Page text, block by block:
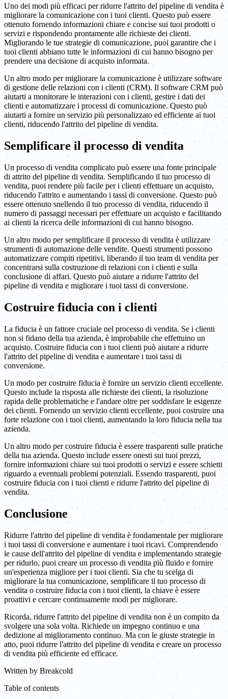
Uno dei modi più efficaci per ridurre l'attrito del pipeline di vendita è
migliorare la comunicazione con i tuoi clienti. Questo può essere
ottenuto fornendo informazioni chiare e concise sui tuoi prodotti o
servizi e rispondendo prontamente alle richieste dei clienti.
Migliorando le tue strategie di comunicazione, puoi garantire che i
tuoi clienti abbiano tutte le informazioni di cui hanno bisogno per
prendere una decisione di acquisto informata.
Un altro modo per migliorare la comunicazione è utilizzare software
di gestione delle relazioni con i clienti (CRM). Il software CRM può
aiutarti a monitorare le interazioni con i clienti, gestire i dati dei
clienti e automatizzare i processi di comunicazione. Questo può
aiutarti a fornire un servizio più personalizzato ed efficiente ai tuoi
clienti, riducendo l'attrito del pipeline di vendita.
Semplificare il processo di vendita
Un processo di vendita complicato può essere una fonte principale
di attrito del pipeline di vendita. Semplificando il tuo processo di
vendita, puoi rendere più facile per i clienti effettuare un acquisto,
riducendo l'attrito e aumentando i tassi di conversione. Questo può
essere ottenuto snellendo il tuo processo di vendita, riducendo il
numero di passaggi necessari per effettuare un acquisto e facilitando
ai clienti la ricerca delle informazioni di cui hanno bisogno.
Un altro modo per semplificare il processo di vendita è utilizzare
strumenti di automazione delle vendite. Questi strumenti possono
automatizzare compiti ripetitivi, liberando il tuo team di vendita per
concentrarsi sulla costruzione di relazioni con i clienti e sulla
conclusione di affari. Questo può aiutare a ridurre l'attrito del
pipeline di vendita e migliorare i tuoi tassi di conversione.
Costruire fiducia con i clienti
La fiducia è un fattore cruciale nel processo di vendita. Se i clienti
non si fidano della tua azienda, è improbabile che effettuino un
acquisto. Costruire fiducia con i tuoi clienti può aiutare a ridurre
l'attrito del pipeline di vendita e aumentare i tuoi tassi di
conversione.
Un modo per costruire fiducia è fornire un servizio clienti eccellente.
Questo include la risposta alle richieste dei clienti, la risoluzione
rapida delle problematiche e l'andare oltre per soddisfare le esigenze
dei clienti. Fornendo un servizio clienti eccellente, puoi costruire una
forte relazione con i tuoi clienti, aumentando la loro fiducia nella tua
azienda.
Un altro modo per costruire fiducia è essere trasparenti sulle pratiche
della tua azienda. Questo include essere onesti sui tuoi prezzi,
fornire informazioni chiare sui tuoi prodotti o servizi e essere schietti
riguardo a eventuali problemi potenziali. Essendo trasparenti, puoi
costruire fiducia con i tuoi clienti e ridurre l'attrito del pipeline di
vendita.
Conclusione
Ridurre l'attrito del pipeline di vendita è fondamentale per migliorare
i tuoi tassi di conversione e aumentare i tuoi ricavi. Comprendendo
le cause dell'attrito del pipeline di vendita e implementando strategie
per ridurlo, puoi creare un processo di vendita più fluido e fornire
un'esperienza migliore per i tuoi clienti. Sia che tu scelga di
migliorare la tua comunicazione, semplificare il tuo processo di
vendita o costruire fiducia con i tuoi clienti, la chiave è essere
proattivi e cercare continuamente modi per migliorare.
Ricorda, ridurre l'attrito del pipeline di vendita non è un compito da
svolgere una sola volta. Richiede un impegno continuo e una
dedizione al miglioramento continuo. Ma con le giuste strategie in
atto, puoi ridurre l'attrito del pipeline di vendita e creare un processo
di vendita più efficiente ed efficace.
Written by Breakcold
Table of contents